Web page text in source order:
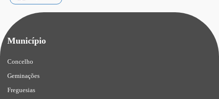
Município
Concelho
Geminações
Freguesias